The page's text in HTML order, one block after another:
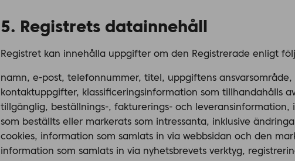
5. Registrets datainnehåll
Registret kan innehålla uppgifter om den Registrerade enligt
namn, e-post, telefonnummer, titel, uppgiftens
kontaktuppgifter, klassificeringsinformation som tillhandahålls
tillgänglig, beställnings-, fakturerings- och
som beställts eller markerats som intressanta, inklusive
cookies, information som samlats in via webbsidan och den
information som samlats in via nyhetsbrevets verktyg,